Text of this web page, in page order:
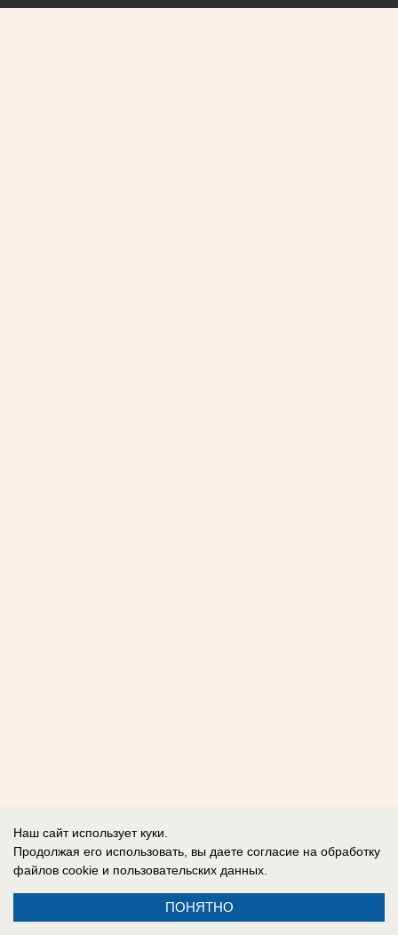
Наш сайт использует куки.
Продолжая его использовать, вы даете согласие на обработку
файлов cookie и пользовательских данных.
ПОНЯТНО